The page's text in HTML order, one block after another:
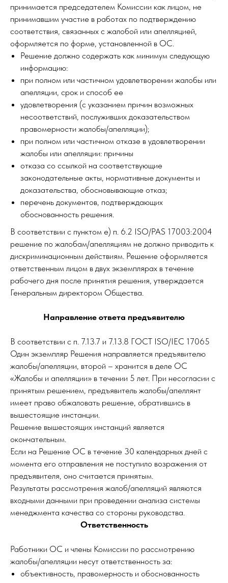
принимается председателем Комиссии как лицом, не
принимавшим участие в работах по подтверждению
соответствия, связанных с жалобой или апелляцией,
оформляется по форме, установленной в ОС.
Решение должно содержать как минимум следующую
информацию:
при полном или частичном удовлетворении жалобы или
апелляции, срок и способ ее
удовлетворения (с указанием причин возможных
несоответствий, послуживших доказательством
правомерности жалобы/апелляции);
при полном или частичном отказе в удовлетворении
жалобы или апелляции: причины
отказа со ссылкой на соответствующие
законодательные акты, нормативные документы и
доказательства, обосновывающие отказ;
перечень документов, подтверждающих
обоснованность решения.
В соответствии с пунктом е) п. 6.2 ISO/PAS 17003:2004
решение по жалобам/апелляциям не должно приводить к
дискриминационным действиям. Решение оформляется
ответственным лицом в двух экземплярах в течение
рабочего дня после принятия решения, утверждается
Генеральным директором Общества.
Направление ответа предъявителю
В соответствии с п. 7.13.7 и 7.13.8 ГОСТ ISO/IEC 17065
Один экземпляр Решения направляется предъявителю
жалобы/апелляции, второй – хранится в деле ОС
«Жалобы и апелляции» в течении 5 лет. При несогласии с
принятым решением, предъявитель жалобы/апеллянт
имеет право обжаловать решение, обратившись в
вышестоящие инстанции.
Решение вышестоящих инстанций является
окончательным.
Если на Решение ОС в течение 30 календарных дней с
момента его отправления не поступило возражения от
предъявителя, оно считается принятым.
Результаты рассмотрения жалоб/апелляций являются
входными данными при проведении анализа системы
менеджмента качества со стороны руководства.
Ответственность
Работники ОС и члены Комиссии по рассмотрению
жалобы/апелляции несут ответственность за:
объективность, правомерность и обоснованность